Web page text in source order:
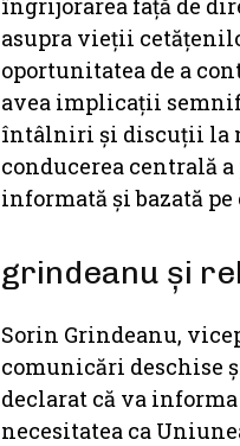
îngrijorarea față de
asupra vieții
oportunitatea de a
avea implicații
întâlniri și discuții la
conducerea centrală
informată și bazată
grindeanu și
Sorin Grindeanu,
comunicări deschise
declarat că va
necesitatea ca